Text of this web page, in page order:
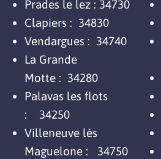
Prades le lez : 34730
Clapiers : 34830
Vendargues : 34740
La Grande
Motte : 34280
Palavas les flots
:
34250
Villeneuve lès
Maguelone :
34750